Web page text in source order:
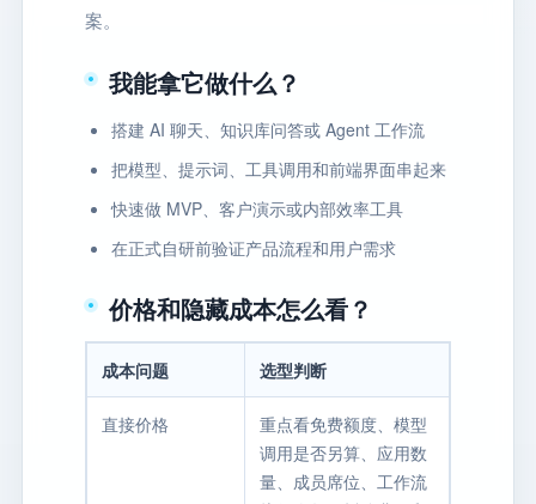
案。
我能拿它做什么？
搭建 AI 聊天、知识库问答或 Agent 工作流
把模型、提示词、工具调用和前端界面串起来
快速做 MVP、客户演示或内部效率工具
在正式自研前验证产品流程和用户需求
价格和隐藏成本怎么看？
成本问题 选型判断
直接价格
重点看免费额度、模型
调用是否另算、应用数
量、成员席位、工作流